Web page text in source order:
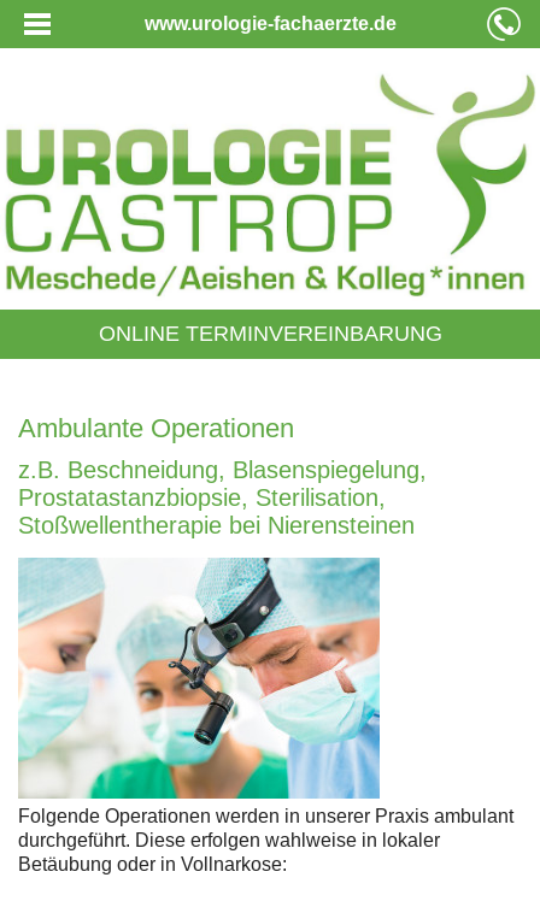
www.urologie-fachaerzte.de
ONLINE TERMINVEREINBARUNG
Ambulante Operationen
z.B. Beschneidung, Blasenspiegelung,
Prostatastanzbiopsie, Sterilisation,
Stoßwellentherapie bei Nierensteinen
Folgende Operationen werden in unserer Praxis ambulant
durchgeführt. Diese erfolgen wahlweise in lokaler
Betäubung oder in Vollnarkose: